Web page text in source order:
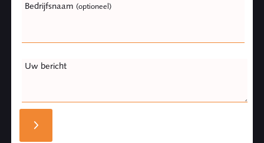
Bedrijfsnaam (optioneel)
Uw bericht